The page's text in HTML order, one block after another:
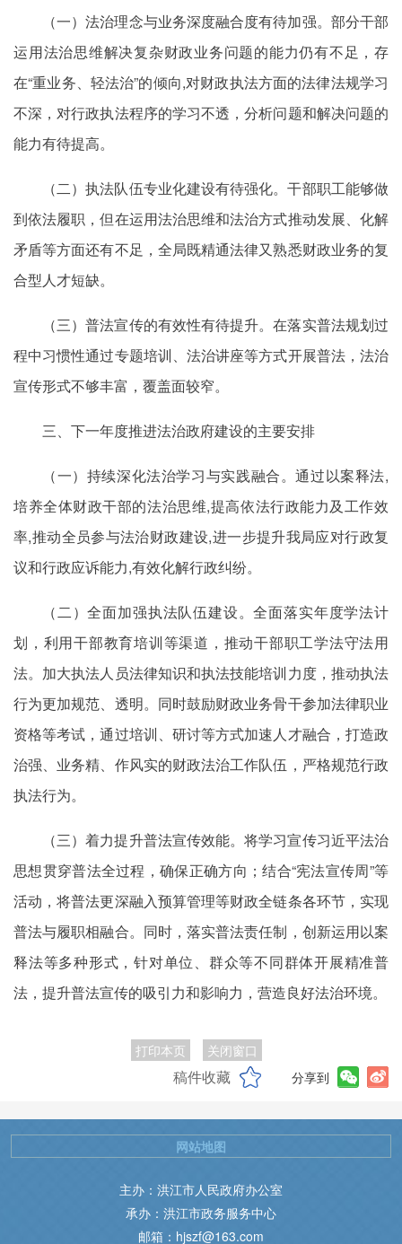
（一）法治理念与业务深度融合度有待加强。部分干部
运用法治思维解决复杂财政业务问题的能力仍有不足，存
在“重业务、轻法治”的倾向,对财政执法方面的法律法规学习
不深，对行政执法程序的学习不透，分析问题和解决问题的
能力有待提高。
（二）执法队伍专业化建设有待强化。干部职工能够做
到依法履职，但在运用法治思维和法治方式推动发展、化解
矛盾等方面还有不足，全局既精通法律又熟悉财政业务的复
合型人才短缺。
（三）普法宣传的有效性有待提升。在落实普法规划过
程中习惯性通过专题培训、法治讲座等方式开展普法，法治
宣传形式不够丰富，覆盖面较窄。
三、下一年度推进法治政府建设的主要安排
（一）持续深化法治学习与实践融合。通过以案释法,
培养全体财政干部的法治思维,提高依法行政能力及工作效
率,推动全员参与法治财政建设,进一步提升我局应对行政复
议和行政应诉能力,有效化解行政纠纷。
（二）全面加强执法队伍建设。全面落实年度学法计
划，利用干部教育培训等渠道，推动干部职工学法守法用
法。加大执法人员法律知识和执法技能培训力度，推动执法
行为更加规范、透明。同时鼓励财政业务骨干参加法律职业
资格等考试，通过培训、研讨等方式加速人才融合，打造政
治强、业务精、作风实的财政法治工作队伍，严格规范行政
执法行为。
（三）着力提升普法宣传效能。将学习宣传习近平法治
思想贯穿普法全过程，确保正确方向；结合“宪法宣传周”等
活动，将普法更深融入预算管理等财政全链条各环节，实现
普法与履职相融合。同时，落实普法责任制，创新运用以案
释法等多种形式，针对单位、群众等不同群体开展精准普
法，提升普法宣传的吸引力和影响力，营造良好法治环境。
打印本页 关闭窗口
稿件收藏 分享到
主办：洪江市人民政府办公室
承办：洪江市政务服务中心
邮箱：hjszf@163.com
网站地图